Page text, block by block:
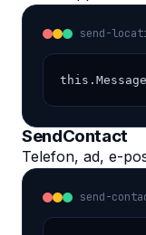
send-
SendContact
Telefon, ad, e-
send-